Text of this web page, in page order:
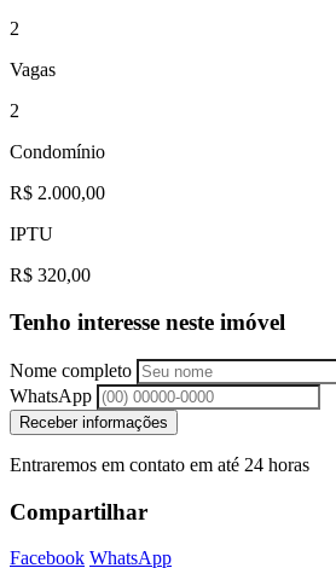
2
Vagas
2
Condomínio
R$ 2.000,00
IPTU
R$ 320,00
Tenho interesse neste imóvel
Nome completo
WhatsApp
Receber informações
Entraremos em contato em até 24 horas
Compartilhar
Facebook WhatsApp